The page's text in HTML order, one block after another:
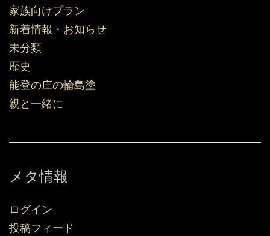
家族向けプラン
新着情報・お知らせ
未分類
歴史
能登の庄の輪島塗
親と一緒に
メタ情報
ログイン
投稿フィード